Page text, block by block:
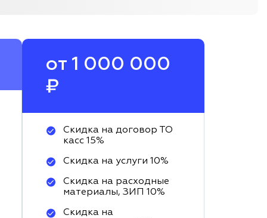
от 1 000 000
₽
Скидка на договор ТО
касс 15%
Скидка на услуги 10%
Скидка на расходные
материалы, ЗИП 10%
Скидка на